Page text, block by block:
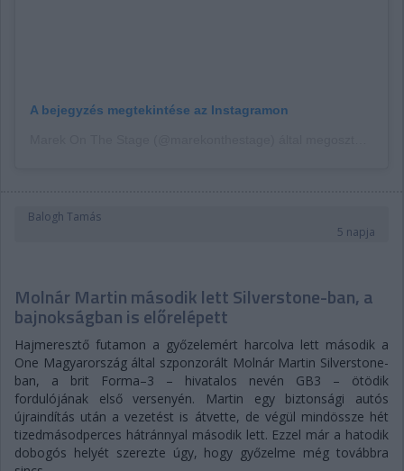
A bejegyzés megtekintése az Instagramon
Balogh Tamás
5 napja
Molnár Martin második lett Silverstone-ban, a
bajnokságban is előrelépett
Hajmeresztő futamon a győzelemért harcolva lett második a
One Magyarország által szponzorált Molnár Martin Silverstone-
ban, a brit Forma–3 – hivatalos nevén GB3 – ötödik
fordulójának első versenyén. Martin egy biztonsági autós
újraindítás után a vezetést is átvette, de végül mindössze hét
tizedmásodperces hátránnyal második lett. Ezzel már a hatodik
dobogós helyét szerezte úgy, hogy győzelme még továbbra